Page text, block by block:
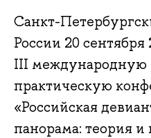
Санкт-
России 20
III международную
практическую
«Российская
панорама: теория и